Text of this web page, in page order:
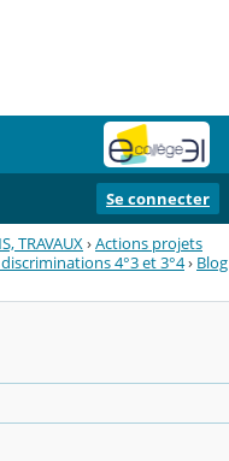
Se connecter
TRAVAUX ›Actions projets
4°3 et 3°4› Blog